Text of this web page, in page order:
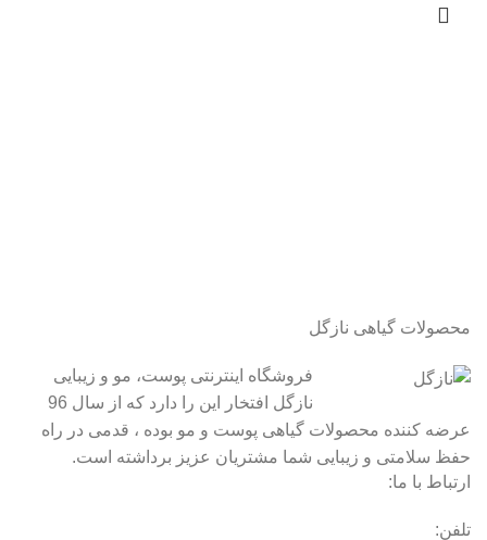
محصولات گیاهی نازگل
فروشگاه اینترنتی پوست، مو و زیبایی
نازگل افتخار این را دارد که از سال 96
عرضه کننده محصولات گیاهی پوست و مو بوده ، قدمی در راه
حفظ سلامتی و زیبایی شما مشتریان عزیز برداشته است.
ارتباط با ما:
تلفن: